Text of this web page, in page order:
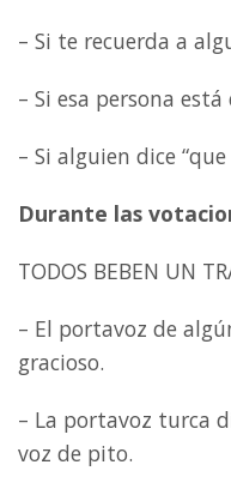
– Si te recuerda a
– Si esa persona
– Si alguien dice
Durante las
TODOS BEBEN UN
– El portavoz de
gracioso.
– La portavoz turca
voz de pito.